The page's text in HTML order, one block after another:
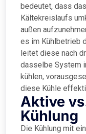
bedeutet, dass
Kältekreislaufs
außen
es im Kühlbetrieb
leitet diese nach
dasselbe System
kühlen,
diese Kühle
Aktive
Kühlung
Die Kühlung mit